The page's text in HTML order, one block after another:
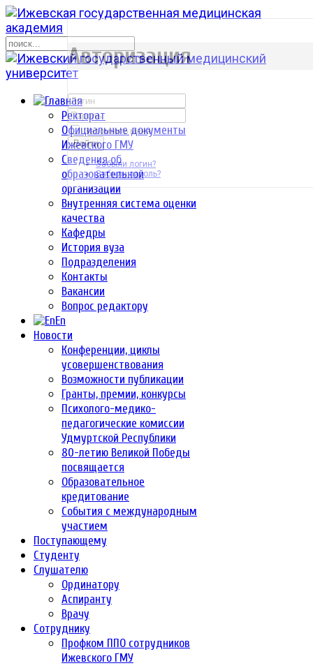
Ректорат
Официальные документы
Ижевского ГМУ
Сведения об
образовательной
организации
Внутренняя система оценки
качества
Кафедры
История вуза
Подразделения
Контакты
Вакансии
Вопрос редактору
En
Новости
Конференции, циклы
усовершенствования
Возможности публикации
Гранты, премии, конкурсы
Психолого-медико-
педагогические комиссии
Удмуртской Республики
80-летию Великой Победы
посвящается
Образовательное
кредитование
События с международным
участием
Поступающему
Студенту
Слушателю
Ординатору
Аспиранту
Врачу
Сотруднику
Профком ППО сотрудников
Ижевского ГМУ
р
Авторизация
Запомнить меня
Войти
Забыли логин?
Забыли пароль?